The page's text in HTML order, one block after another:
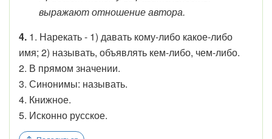
выражают отношение автора.
4. 1. Нарекать - 1) давать кому-либо какое-либо
имя; 2) называть, объявлять кем-либо, чем-либо.
2. В прямом значении.
3. Синонимы: называть.
4. Книжное.
5. Исконно русское.